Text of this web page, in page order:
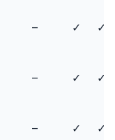
– ✓ ✓
– ✓ ✓
– ✓ ✓